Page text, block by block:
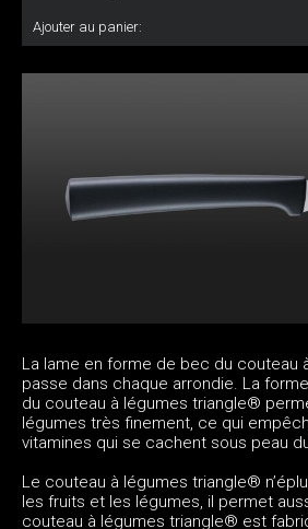
Ajouter au panier:
La lame en forme de bec du couteau
passe dans chaque arrondie. La
du couteau à légumes triangle®
légumes très finement, ce qui
vitamines qui se cachent sous peau
Le couteau à légumes triangle®
les fruits et les légumes, il permet
couteau à légumes triangle® est